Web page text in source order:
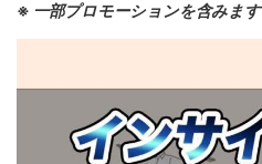
※ 一部プロモーションを含みます